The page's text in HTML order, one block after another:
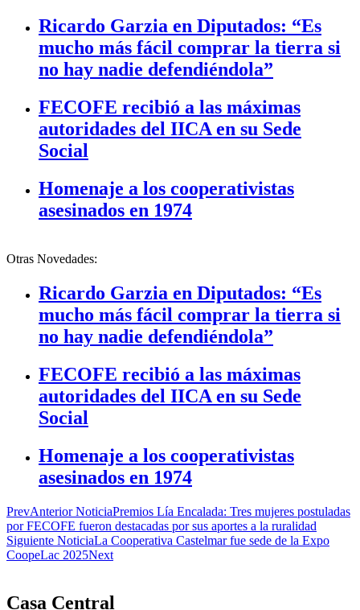
Ricardo Garzia en Diputados: “Es
mucho más fácil comprar la tierra si
no hay nadie defendiéndola”
FECOFE recibió a las máximas
autoridades del IICA en su Sede
Social
Homenaje a los cooperativistas
asesinados en 1974
Otras Novedades:
Ricardo Garzia en Diputados: “Es
mucho más fácil comprar la tierra si
no hay nadie defendiéndola”
FECOFE recibió a las máximas
autoridades del IICA en su Sede
Social
Homenaje a los cooperativistas
asesinados en 1974
PrevAnterior NoticiaPremios Lía Encalada: Tres mujeres postuladas
por FECOFE fueron destacadas por sus aportes a la ruralidad
Siguiente NoticiaLa Cooperativa Castelmar fue sede de la Expo
CoopeLac 2025Next
Casa Central